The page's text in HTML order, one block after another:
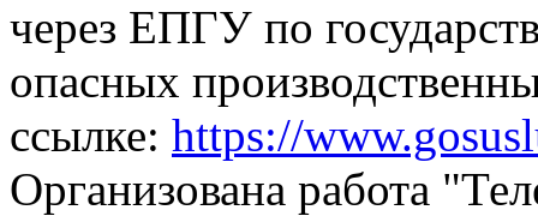
через ЕПГУ по
опасных
ссылке: https://
Организована работа